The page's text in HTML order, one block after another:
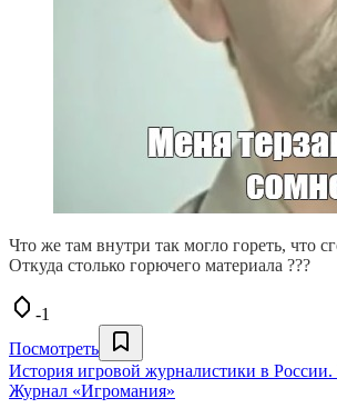
Что же там внутри так могло гореть, что
Откуда столько горючего материала ???
-1
Посмотреть
История игровой журналистики в России.
Журнал «Игромания»